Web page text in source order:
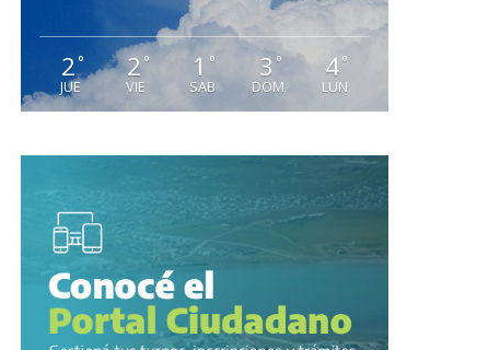
2°
JUE
2 °
VIE
1 °
SAB
3 °
DOM
4°
LUN